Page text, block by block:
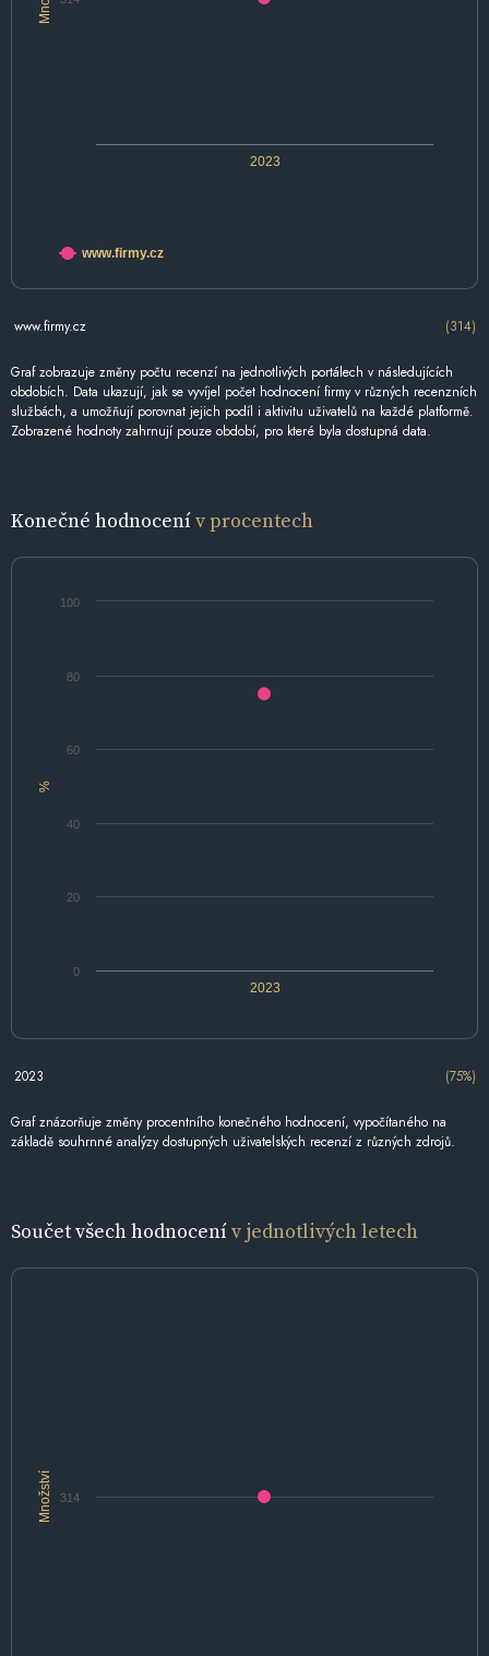
2023
www.firmy.cz
www.firmy.cz (314)
Graf zobrazuje změny počtu recenzí na jednotlivých portálech v následujících
obdobích. Data ukazují, jak se vyvíjel počet hodnocení firmy v různých recenzních
službách, a umožňují porovnat jejich podíl i aktivitu uživatelů na každé platformě.
Zobrazené hodnoty zahrnují pouze období, pro které byla dostupná data.
Konečné hodnocenív procentech
%
2023
0
20
40
60
80
100
2023 (75%)
Graf znázorňuje změny procentního konečného hodnocení, vypočítaného na
základě souhrnné analýzy dostupných uživatelských recenzí z různých zdrojů.
Součet všech hodnocenív jednotlivých letech
Množství 314